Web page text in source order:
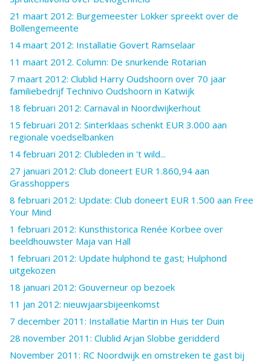
21 maart 2012: Burgemeester Lokker spreekt over de
Bollengemeente
14 maart 2012: Installatie Govert Ramselaar
11 maart 2012. Column: De snurkende Rotarian
7 maart 2012: Clublid Harry Oudshoorn over 70 jaar
familiebedrijf Technivo Oudshoorn in Katwijk
18 februari 2012: Carnaval in Noordwijkerhout
15 februari 2012: Sinterklaas schenkt EUR 3.000 aan
regionale voedselbanken
14 februari 2012: Clubleden in 't wild...
27 januari 2012: Club doneert EUR 1.860,94 aan
Grasshoppers
8 februari 2012: Update: Club doneert EUR 1.500 aan Free
Your Mind
1 februari 2012: Kunsthistorica Renée Korbee over
beeldhouwster Maja van Hall
1 februari 2012: Update hulphond te gast; Hulphond
uitgekozen
18 januari 2012: Gouverneur op bezoek
11 jan 2012: nieuwjaarsbijeenkomst
7 december 2011: Installatie Martin in Huis ter Duin
28 november 2011: Clublid Arjan Slobbe geridderd
November 2011: RC Noordwijk en omstreken te gast bij